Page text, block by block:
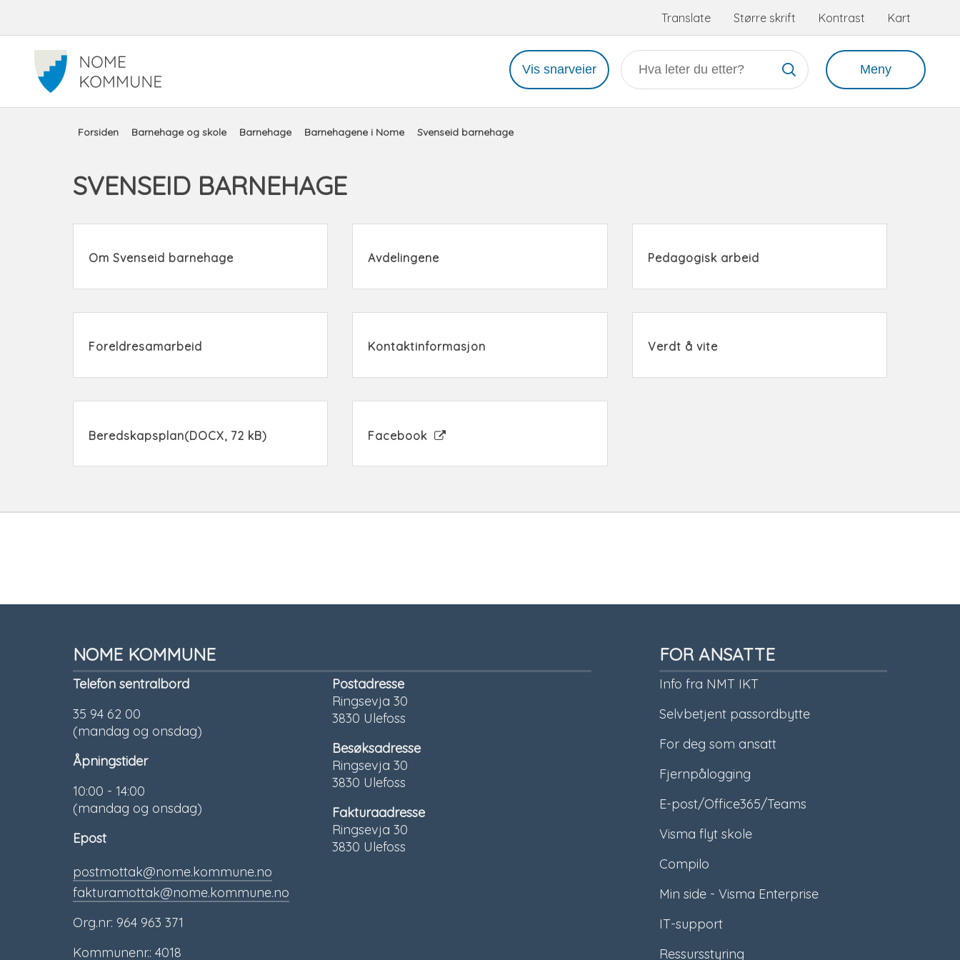
Tilgjengelighetsmeny
Translate Større skrift Kontrast Kart
Vis snarveier
Snarveimeny
Meny
Du
her:
Forsiden Barnehage og skole Barnehage Barnehagene i Nome Svenseid barnehage
SVENSEID BARNEHAGE
Om Svenseid barnehage Avdelingene Pedagogisk arbeid
Foreldresamarbeid Kontaktinformasjon Verdt å vite
Beredskapsplan(DOCX, 72 kB) Facebook
NOME KOMMUNE
Telefon sentralbord
35 94 62 00
(mandag og onsdag)
Åpningstider
10:00 - 14:00
(mandag og onsdag)
Epost
postmottak@nome.kommune.no
fakturamottak@nome.kommune.no
Org.nr: 964 963 371
Kommunenr.: 4018
Postadresse
Ringsevja 30
3830 Ulefoss
Besøksadresse
Ringsevja 30
3830 Ulefoss
Fakturaadresse
Ringsevja 30
3830 Ulefoss
FOR ANSATTE
Info fra NMT IKT
Selvbetjent passordbytte
For deg som ansatt
Fjernpålogging
E-post/Office365/Teams
Visma flyt skole
Compilo
Min side - Visma Enterprise
IT-support
Ressursstyring